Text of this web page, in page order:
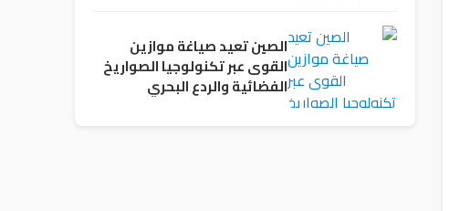
الصين تعيد صياغة موازين
القوى عبر تكنولوجيا الصواريخ
الفضائية والردع البحري